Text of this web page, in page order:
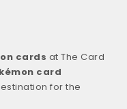
cards at The Card
card
for the